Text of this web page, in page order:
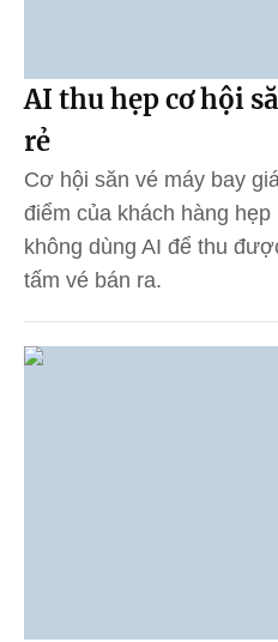
AI thu hẹp cơ hội
rẻ
Cơ hội săn vé máy bay
điểm của khách hàng
không dùng AI để thu
tấm vé bán ra.